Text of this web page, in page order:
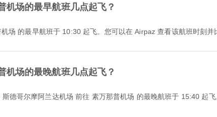
机场的最早航班几点起飞？
机场 的最早航班于 10:30 起飞。您可以在 Airpaz 查看该航班时刻并
机场的最晚航班几点起飞？